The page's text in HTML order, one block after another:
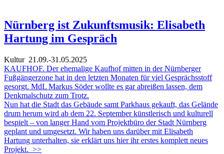
Nürnberg ist Zukunftsmusik: Elisabeth
Hartung im Gespräch
Kultur21.09.-31.05.2025
KAUFHOF. Der ehemalige Kaufhof mitten in der Nürnberger
Fußgängerzone hat in den letzten Monaten für viel Gesprächsstoff
gesorgt. MdL Markus Söder wollte es gar abreißen lassen, dem
Denkmalschutz zum Trotz.
Nun hat die Stadt das Gebäude samt Parkhaus gekauft, das Gelände
drum herum wird ab dem 22. September künstlerisch und kulturell
bespielt – von langer Hand vom Projektbüro der Stadt Nürnberg
geplant und umgesetzt. Wir haben uns darüber mit Elisabeth
Hartung unterhalten, sie erklärt uns hier ihr erstes komplett neues
Projekt. >>